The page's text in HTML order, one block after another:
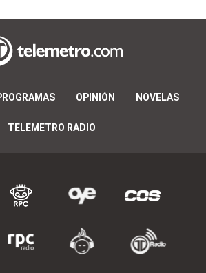
OPINIÓN NOVELAS
TELEMETRO RADIO